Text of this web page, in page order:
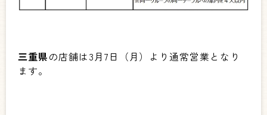
三重県の店舗は3月7日（月）より通常営業となり
ます。